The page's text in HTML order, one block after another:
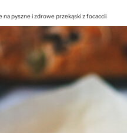
na pyszne i zdrowe przekąski z focaccii